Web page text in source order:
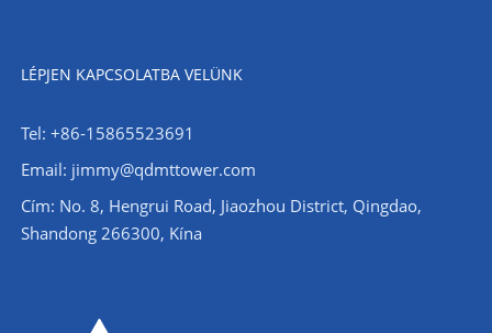
LÉPJEN KAPCSOLATBA VELÜNK
Tel: +86-15865523691
Email: jimmy@qdmttower.com
Cím: No. 8, Hengrui Road, Jiaozhou District, Qingdao,
Shandong 266300, Kína